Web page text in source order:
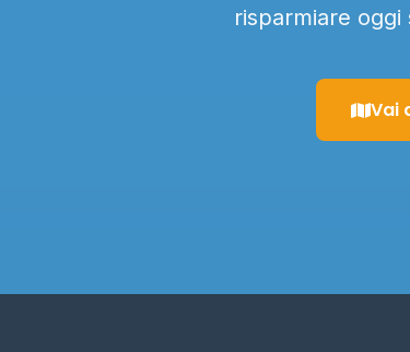
risparmiare
Vai